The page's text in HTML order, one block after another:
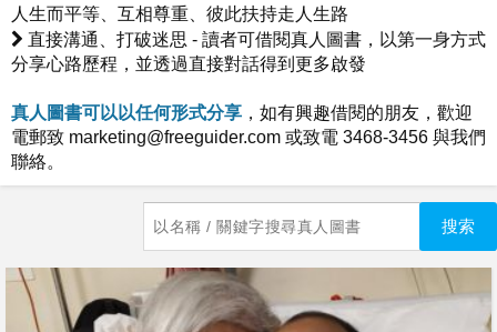
人生而平等、互相尊重、彼此扶持走人生路
直接溝通、打破迷思 - 讀者可借閱真人圖書，以第一身方式
分享心路歷程，並透過直接對話得到更多啟發
真人圖書可以以任何形式分享 ，如有興趣借閱的朋友，歡迎
電郵致 marketing@freeguider.com 或致電 3468-3456 與我們
聯絡。